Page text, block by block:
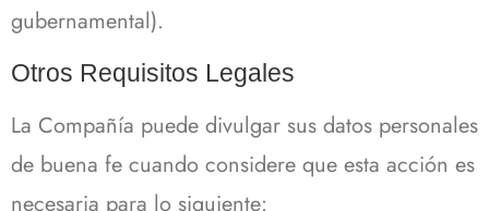
gubernamental).
Otros Requisitos Legales
La Compañía puede divulgar sus datos personales
de buena fe cuando considere que esta acción es
necesaria para lo siguiente: